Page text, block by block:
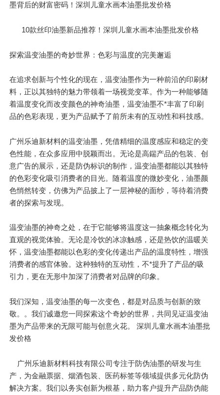
墨背后的财富密码！深圳儿童水画本油墨批发价格
10款丝印油墨新品推荐！深圳儿童水画本油墨批发价格
探索温变油墨的奇妙世界：色彩与温度的完美邂逅
在追求创新与个性化的现在 ，温变油墨作为一种前沿的印刷材
料，正以其独特的魅力带领着一场视觉变革。作为一种能够随
着温度变化而改变颜色的神奇油墨，温变油墨不*丰富了印刷
品的色彩表现，更为产品赋予了前所未有的互动性和科技感。
广州乐迪新材料的温变油墨，凭借精细的温度感应和稳定的变
色性能，在众多应用中脱颖而出。无论是高鍴产品的包装、创
意广告的展示，还是防伪标识的制作，温变油墨都能以其独特
的色彩变化吸引消费者的目光。随着温度的微妙变化，油墨颜
色悄然转变，仿佛为产品披上了一层神秘的面纱，等待着消费
者的探索与发现。
温变油墨的神奇之处，在于它能够将温度这一抽象概念转化为
直观的视觉体验。无论是冷饮的冰凉触感，还是热饮的温暖关
怀，温变油墨都能以色彩的变化传递出产品的温度特性，增强
消费者的感官体验。这种独特的互动性，不*提升了产品的吸
引力，更在无形中加深了消费者对品牌的印象。
我们深知，温变油墨的每一次变色，都是对品质与创新的致
敬。。我们诚邀您一同探索这个奇妙的世界，共同见证温变油
墨为产品带来的无限可能与创意火花。 深圳儿童水画本油墨批
发价格
广州乐迪新材料科技有限公司专注于防伪油墨的研发与生
产，为金融票据、烟酒包装、医药标签等领域提供多元化防伪
解决方案。我们以务实创新为根基，助力客户提升产品防伪能